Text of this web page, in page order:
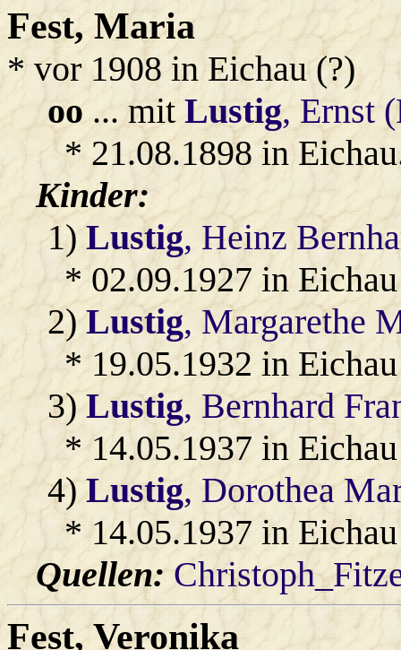
Fest, Maria
* vor 1908 in Eichau (?)
oo... mitLustig, Ernst
* 21.08.1898 in
Kinder:
1)Lustig, Heinz
* 02.09.1927 in Eichau
2)Lustig, Margarethe
* 19.05.1932 in Eichau
3)Lustig, Bernhard
* 14.05.1937 in Eichau
4)Lustig, Dorothea
* 14.05.1937 in Eichau
Quellen:
Fest, Veronika